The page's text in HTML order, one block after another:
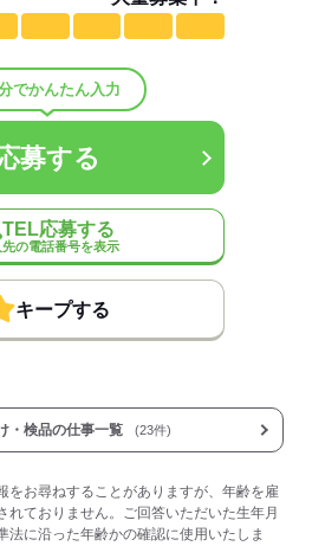
募する
でかんたん入力
募する
TEL応募する
の電話番号を表示
キープする
・検品の仕事一覧 (23件)
をお尋ねすることがありますが、年齢を雇
れておりません。ご回答いただいた生年月
法に沿った年齢かの確認に使用いたしま